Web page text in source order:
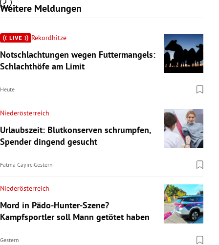
Weitere Meldungen
Rekordhitze
Notschlachtungen wegen Futtermangels:
Schlachthöfe am Limit
Heute
Niederösterreich
Urlaubszeit: Blutkonserven schrumpfen,
Spender dingend gesucht
Fatma CayirciGestern
Niederösterreich
Mord in Pädo-Hunter-Szene?
Kampfsportler soll Mann getötet haben
Gestern